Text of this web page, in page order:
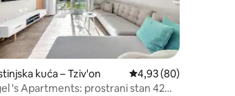
5, recenzija: 275
kuća – Tziv'on Prosječna ocjena:
4,93 (80)
's Apartments: prostrani stan 42